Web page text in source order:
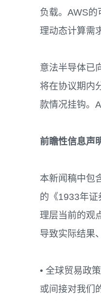
负载。AWS
理动态计算需
意法半导体已
将在协议期内
款情况挂钩。
前瞻性信息声
本新闻稿中包
的《1933年
理层当前的观
导致实际结果
• 全球贸易政
或间接对我们